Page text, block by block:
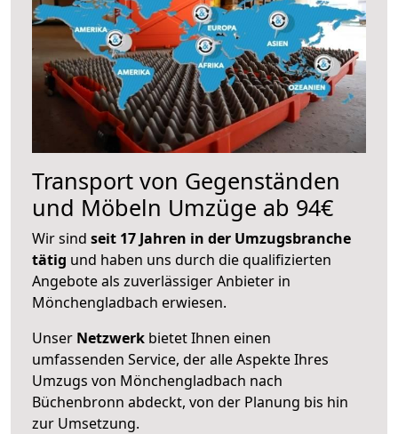
Transport von Gegenständen
und Möbeln Umzüge ab 94€
Wir sind seit 17 Jahren in der Umzugsbranche
tätig und haben uns durch die qualifizierten
Angebote als zuverlässiger Anbieter in
Mönchengladbach erwiesen.
Unser Netzwerk bietet Ihnen einen
umfassenden Service, der alle Aspekte Ihres
Umzugs von Mönchengladbach nach
Büchenbronn abdeckt, von der Planung bis hin
zur Umsetzung.